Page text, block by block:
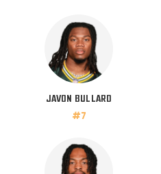
JAVON BULLARD
#7